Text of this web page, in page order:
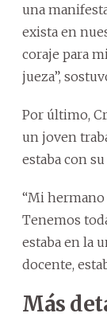
una
exista en
coraje para
jueza”,
Por último,
un joven
estaba con
“Mi hermano
Tenemos
estaba en la
docente,
Más